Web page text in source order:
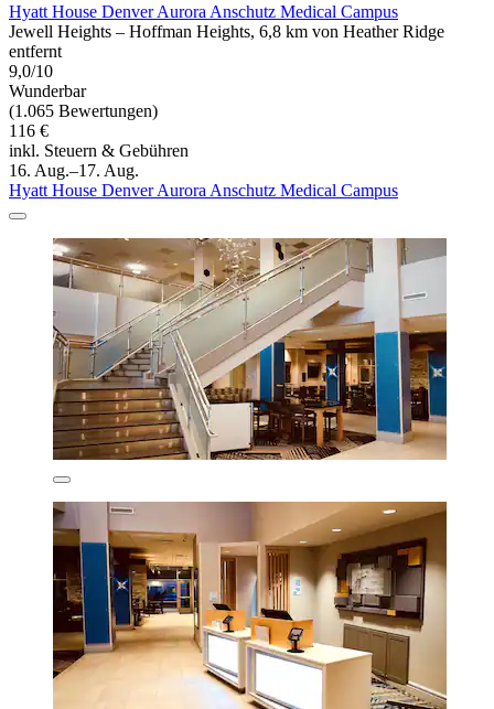
Hyatt House Denver Aurora Anschutz Medical Campus
Jewell Heights – Hoffman Heights, 6,8 km von Heather Ridge
entfernt
9,0/10
Wunderbar
(1.065 Bewertungen)
116 €
inkl. Steuern & Gebühren
16. Aug.–17. Aug.
Hyatt House Denver Aurora Anschutz Medical Campus